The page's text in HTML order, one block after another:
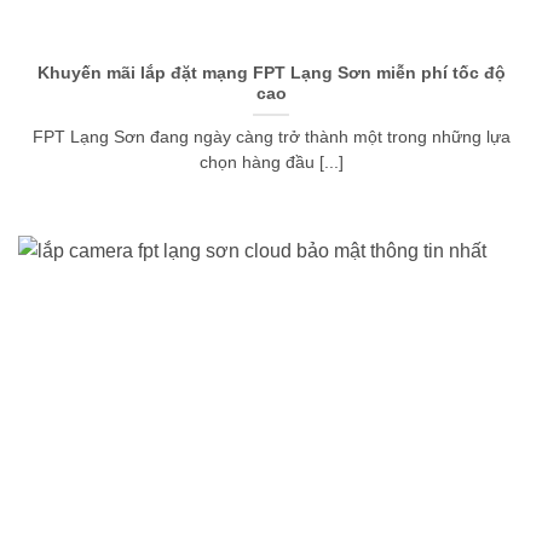
Khuyến mãi lắp đặt mạng FPT Lạng Sơn miễn phí tốc độ
cao
FPT Lạng Sơn đang ngày càng trở thành một trong những lựa
chọn hàng đầu [...]